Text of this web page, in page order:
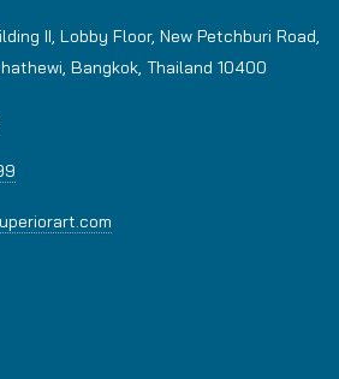
II, Lobby Floor, New Petchburi Road,
Bangkok, Thailand 10400